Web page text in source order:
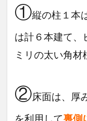
①縦の柱１本
は計６本建て
ミリの太い角材
②床面は、厚
を利用して裏側